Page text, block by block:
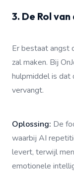
3. De Rol
Er bestaat angst
zal maken. Bij
hulpmiddel is dat
vervangt.
Oplossing: De
waarbij AI
levert, terwijl
emotionele